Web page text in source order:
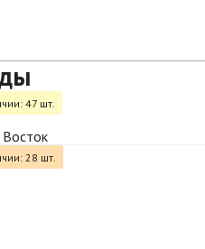
47 шт.
28 шт.